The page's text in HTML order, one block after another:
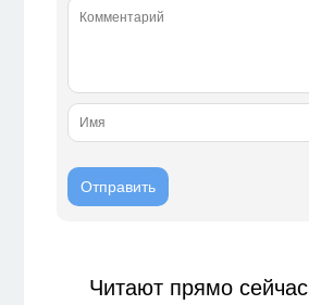
Читают прямо сейчас